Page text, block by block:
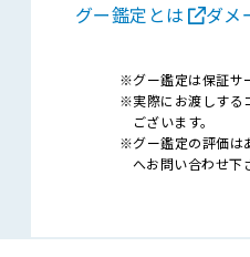
グー鑑定とは ダメ
グー鑑定は保証サ
実際にお渡しする
ございます。
グー鑑定の評価は
へお問い合わせ下